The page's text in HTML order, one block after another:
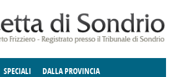
SPECIALI DALLA PROVINCIA